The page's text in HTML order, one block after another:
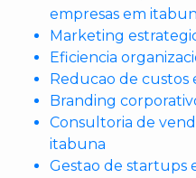
empresas em
Marketing
Eficiencia
Reducao de custos
Branding
Consultoria de
itabuna
Gestao de startups